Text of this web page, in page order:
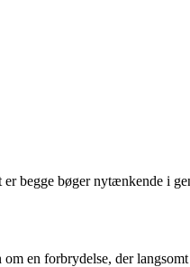
begge bøger nytænkende i
en forbrydelse, der